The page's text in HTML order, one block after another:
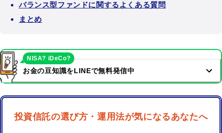
バランス型ファンドに関するよくある質問
まとめ
お金の豆知識をLINEで無料発信中
NISA? iDeCo?
投資信託の選び方・運用法が気になるあなたへ